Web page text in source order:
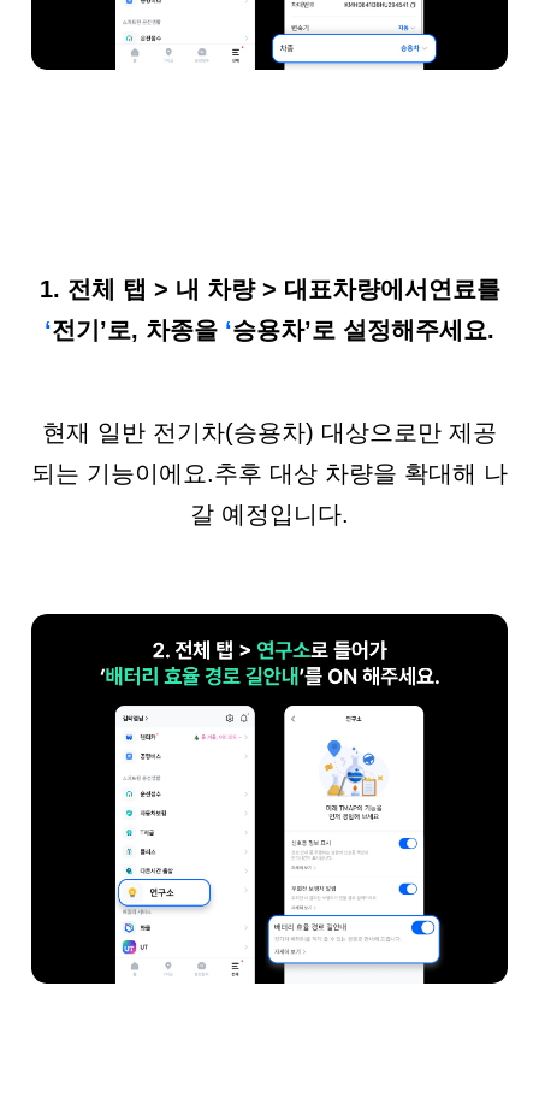
1. 전체 탭 > 내 차량> 대표차량에서연료를
‘전기’로, 차종을 ‘승용차’로 설정해주세요.
현재 일반 전기차(승용차) 대상으로만 제공
되는 기능이에요.추후 대상 차량을 확대해 나
갈 예정입니다.